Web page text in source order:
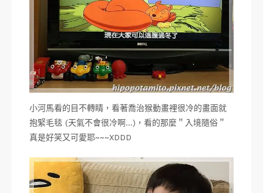
小河馬看的目不轉睛，看著喬治猴動畫裡很冷的畫面就
抱緊毛毯 (天氣不會很冷啊…)，看的那麼＂入境隨俗＂
真是好笑又可愛耶~~~XDDD